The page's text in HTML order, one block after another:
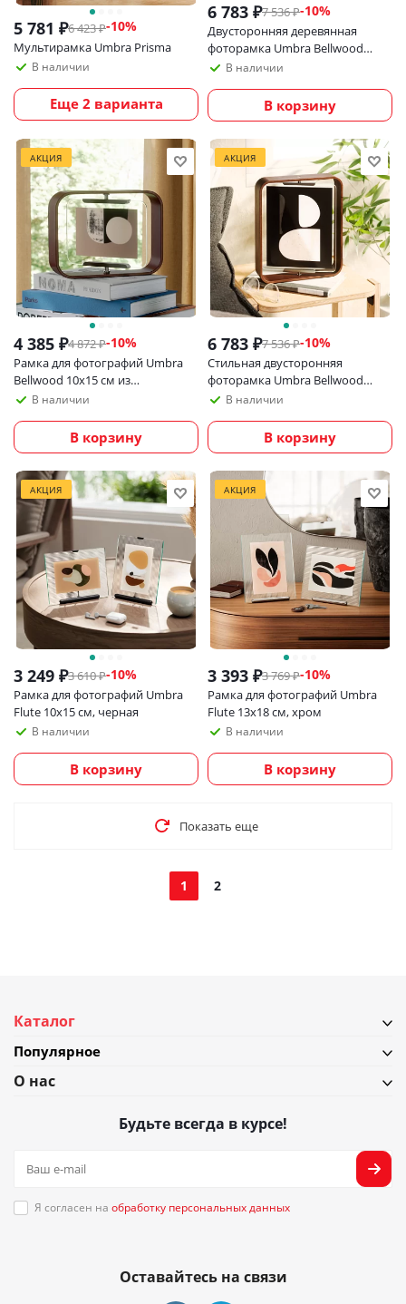
5 781 ₽6 423₽-10%
Мультирамка Umbra Prisma
В наличии
Еще 2 варианта
6 783 ₽7 536₽-10%
Двусторонняя деревянная
фоторамка Umbra Bellwood
20х25 см, черная
В наличии
В корзину
АКЦИЯ
4 385 ₽4 872₽-10%
Рамка для фотографий Umbra
Bellwood 10х15 см из
экологичных материалов,
В наличии
В корзину
АКЦИЯ
6 783 ₽7 536₽-10%
Стильная двусторонняя
фоторамка Umbra Bellwood
20х25 см, темное дерево
В наличии
В корзину
АКЦИЯ
3 249 ₽3 610₽-10%
Рамка для фотографий Umbra
Flute 10х15 см, черная
В наличии
В корзину
АКЦИЯ
3 393 ₽3 769₽-10%
Рамка для фотографий Umbra
Flute 13х18 см, хром
В наличии
В корзину
Показать еще
1 2
Каталог
Популярное
О нас
Будьте всегда в курсе!
Я согласен на обработку персональных данных
Оставайтесь на связи